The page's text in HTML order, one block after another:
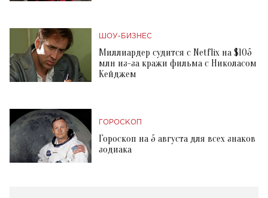
ШОУ-БИЗНЕС
Миллиардер судится с Netflix на $105
млн из-за кражи фильма с Николасом
Кейджем
ГОРОСКОП
Гороскоп на 5 августа для всех знаков
зодиака